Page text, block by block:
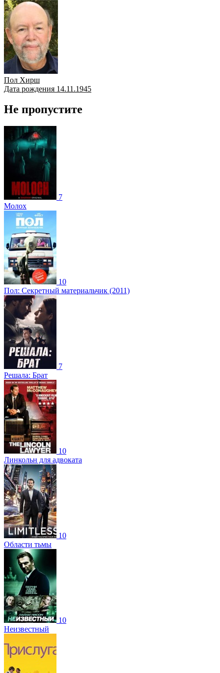
Пол Хирш
Дата рождения 14.11.1945
Не пропустите
7
Молох
10
Пол: Секретный материальчик (2011)
7
Решала: Брат
10
Линкольн для адвоката
10
Области тьмы
10
Неизвестный